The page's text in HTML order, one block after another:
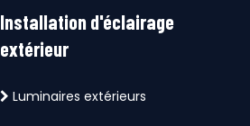
Installation d'éclairage
extérieur
Luminaires extérieurs